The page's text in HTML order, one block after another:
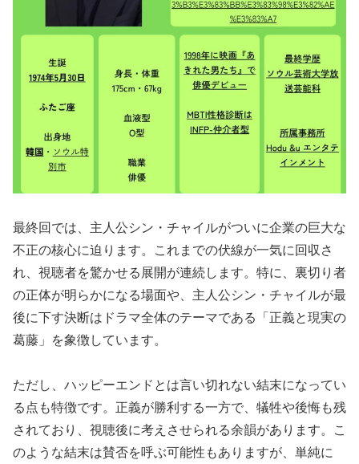
最終回では、主人公シン・チャイルがついに企業の巨大な
不正の核心に迫ります。これまでの伏線が一気に回収さ
れ、視聴者を驚かせる展開が連続します。特に、裏切り者
の正体が明らかになる場面や、主人公シン・チャイルが最
後に下す決断はドラマ全体のテーマである「正義と現実の
葛藤」を象徴しています。
ただし、ハッピーエンドとは言い切れない結末になってい
る点も特徴です。正義が勝利する一方で、犠牲や後悔も残
されており、視聴後に考えさせられる余韻があります。こ
のような結末は賛否を呼ぶ可能性もありますが、単純に